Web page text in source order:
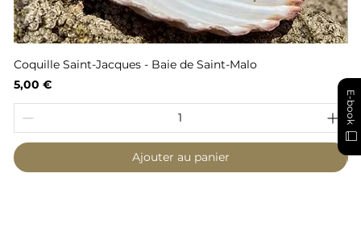
Coquille Saint-Jacques - Baie de Saint-Malo
Prix
5,00 €
Ajouter au panier
E-book